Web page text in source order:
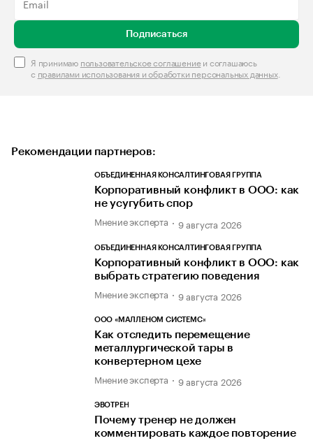
Подписаться
Я принимаю пользовательское соглашениеи соглашаюсь
с правилами использования и обработки персональных данных.
Рекомендации партнеров:
ОБЪЕДИНЕННАЯ КОНСАЛТИНГОВАЯ ГРУППА
Корпоративный конфликт в ООО: как
не усугубить спор
Мнение эксперта 9 августа 2026
ОБЪЕДИНЕННАЯ КОНСАЛТИНГОВАЯ ГРУППА
Корпоративный конфликт в ООО: как
выбрать стратегию поведения
Мнение эксперта 9 августа 2026
ООО «МАЛЛЕНОМ СИСТЕМС»
Как отследить перемещение
металлургической тары в
конвертерном цехе
Мнение эксперта 9 августа 2026
ЭВОТРЕН
Почему тренер не должен
комментировать каждое повторение